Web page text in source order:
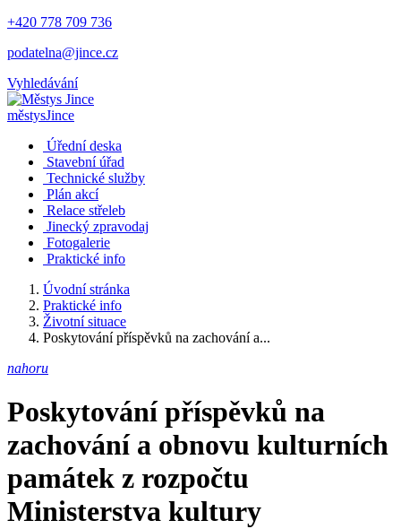
+420 778 709 736
podatelna@jince.cz
Vyhledávání
městysJince
Úřední deska
Stavební úřad
Technické služby
Plán akcí
Relace střeleb
Jinecký zpravodaj
Fotogalerie
Praktické info
Úvodní stránka
Praktické info
Životní situace
Poskytování příspěvků na zachování a...
nahoru
Poskytování příspěvků na
zachování a obnovu kulturních
památek z rozpočtu
Ministerstva kultury